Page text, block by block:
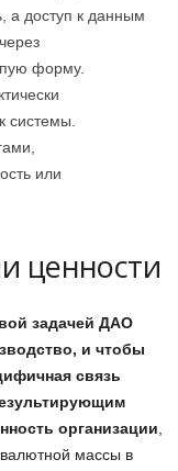
а доступ к данным
форму.
системы.
или
ценности
задачей ДАО
и чтобы
связь
организации,
массы в